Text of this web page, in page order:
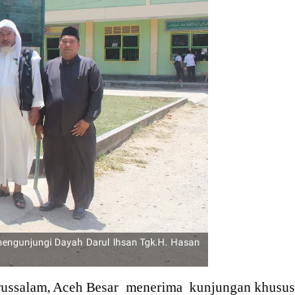
Dayah Darul Ihsan Tgk.H. Hasan
Aceh Besar menerima kunjungan khusus